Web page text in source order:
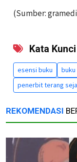
(Sumber:
Kata
esensi buku
penerbit terang
REKOMENDASI